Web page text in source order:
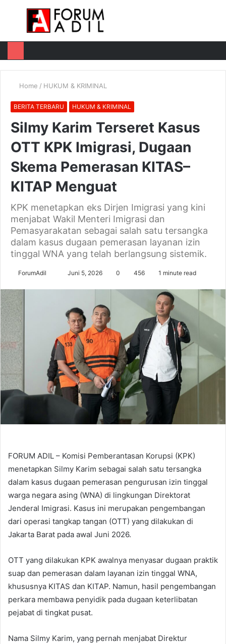
Menu
Home / HUKUM & KRIMINAL
BERITA TERBARU HUKUM & KRIMINAL
Silmy Karim Terseret Kasus
OTT KPK Imigrasi, Dugaan
Skema Pemerasan KITAS–
KITAP Menguat
KPK menetapkan eks Dirjen Imigrasi yang kini
menjabat Wakil Menteri Imigrasi dan
Pemasyarakatan sebagai salah satu tersangka
dalam kasus dugaan pemerasan layanan izin
tinggal WNA yang telah berlangsung sistemik.
ForumAdil Juni 5, 2026 0 456 1 minute read
FORUM ADIL – Komisi Pemberantasan Korupsi (KPK)
menetapkan Silmy Karim sebagai salah satu tersangka
dalam kasus dugaan pemerasan pengurusan izin tinggal
warga negara asing (WNA) di lingkungan Direktorat
Jenderal Imigrasi. Kasus ini merupakan pengembangan
dari operasi tangkap tangan (OTT) yang dilakukan di
Jakarta Barat pada awal Juni 2026.
OTT yang dilakukan KPK awalnya menyasar dugaan praktik
suap dan pemerasan dalam layanan izin tinggal WNA,
khususnya KITAS dan KITAP. Namun, hasil pengembangan
perkara membawa penyidik pada dugaan keterlibatan
pejabat di tingkat pusat.
Nama Silmy Karim, yang pernah menjabat Direktur